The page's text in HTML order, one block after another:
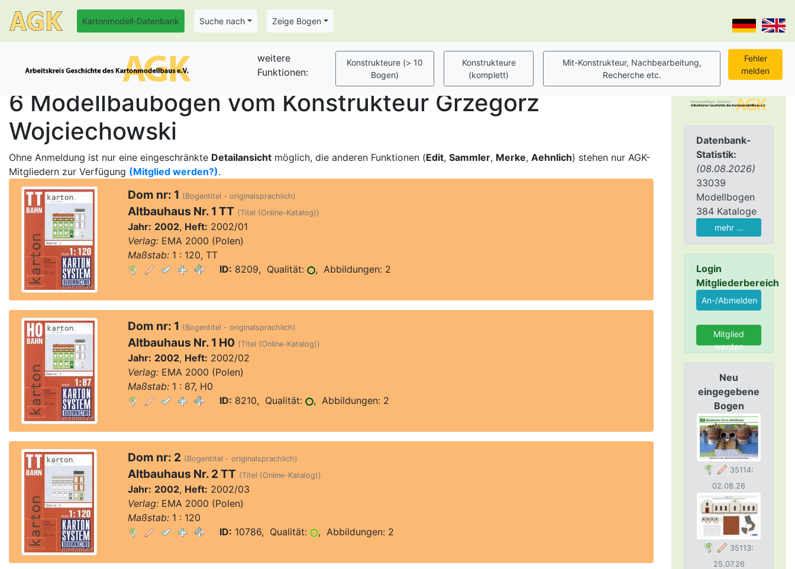
Kartonmodell-Datenbank Suche nach Zeige Bogen
Datenbank-
Statistik:
(08.08.2026)
33039
Modellbogen
384 Kataloge
mehr ...
Login
Mitgliederbereich
Mitglied
werden
Neu
eingegebene
Bogen
35114:
02.08.26
35113:
25.07.26
weitere
Funktionen:
6 Modellbaubogen vom Konstrukteur Grzegorz
Wojciechowski
Ohne Anmeldung ist nur eine eingeschränkte Detailansicht möglich, die anderen Funktionen (Edit, Sammler, Merke, Aehnlich) stehen nur AGK-
Mitgliedern zur Verfügung (Mitglied werden?).
Dom nr: 1 (Bogentitel - originalsprachlich)
Altbauhaus Nr. 1 TT (Titel (Online-Katalog))
Jahr: 2002, Heft: 2002/01
Verlag:EMA 2000 (Polen)
Maßstab:1 : 120, TT
ID: 8209, Qualität: , Abbildungen: 2
Dom nr: 1 (Bogentitel - originalsprachlich)
Altbauhaus Nr. 1 H0 (Titel (Online-Katalog))
Jahr: 2002, Heft: 2002/02
Verlag:EMA 2000 (Polen)
Maßstab:1 : 87, H0
ID: 8210, Qualität: , Abbildungen: 2
Dom nr: 2 (Bogentitel - originalsprachlich)
Altbauhaus Nr. 2 TT (Titel (Online-Katalog))
Jahr: 2002, Heft: 2002/03
Verlag:EMA 2000 (Polen)
Maßstab:1 : 120
ID: 10786, Qualität: , Abbildungen: 2